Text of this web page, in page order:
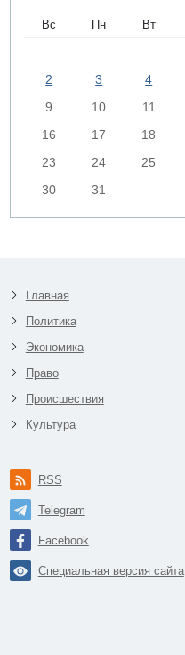
Вс Пн Вт
2
3 4
9
10 11
16
17 18
23
24 25
30
31
Главная
Политика
Экономика
Право
Происшествия
Культура
RSS
Telegram
Facebook
Специальная версия сайта